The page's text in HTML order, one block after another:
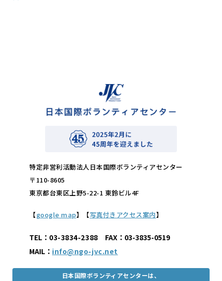
特定非営利活動法人日本国際ボランティアセンター
〒110-8605
東京都台東区上野5-22-1 東鈴ビル4F
【google map】【写真付きアクセス案内】
TEL： 03-3834-2388 FAX：03-3835-0519
MAIL： info@ngo-jvc.net
日本国際ボランティアセンターは、